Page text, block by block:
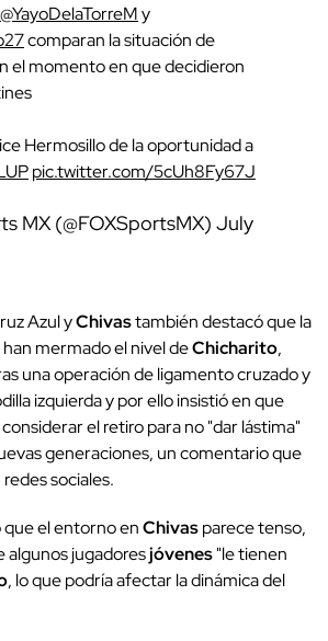
@YayoDelaTorreMy
comparan la situación de
el momento en que decidieron
Hermosillo de la oportunidad a
pic.twitter.com/5cUh8Fy67J
MX (@FOXSportsMX) July
Azul yChivastambién destacó que la
han mermado el nivel deChicharito,
una operación de ligamento cruzado y
izquierda y por ello insistió en que
el retiro para no "dar lástima"
generaciones, un comentario que
sociales.
el entorno enChivasparece tenso,
algunos jugadoresjóvenes"le tienen
, lo que podría afectar la dinámica del